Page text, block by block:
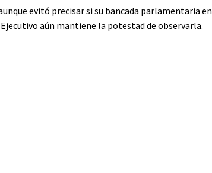
evitó precisar si su bancada parlamentaria en
aún mantiene la potestad de observarla.